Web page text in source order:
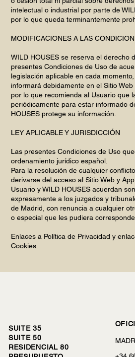
intelectual o industrial por parte de
por lo que queda terminantemente
MODIFICACIONES A LAS
WILD HOUSES se reserva el derecho
presentes Condiciones de Uso de
legislación aplicable en cada
informará debidamente en el Sitio Web
por lo que recomienda al Usuario que
periódicamente para estar informado
HOUSES protege su información.
LEY APLICABLE Y JURISDICCIÓN
Las presentes Condiciones de Uso
ordenamiento jurídico español.
Para la resolución de cualquier
derivarse del acceso al Sitio Web y
Usuario y WILD HOUSES acuerdan
expresamente a los juzgados y
de Madrid, con renuncia a cualquier
o especial que les pudiera
Enlaces a Política de Privacidad y
Cookies.
SUITE 35
SUITE 50
RESIDENCIAL 80